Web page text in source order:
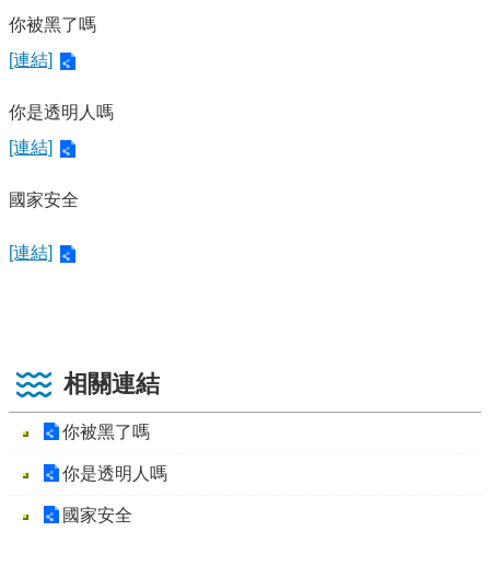
你被黑了嗎
[連結]
你是透明人嗎
[連結]
國家安全
[連結]
相關連結
你被黑了嗎
你是透明人嗎
國家安全